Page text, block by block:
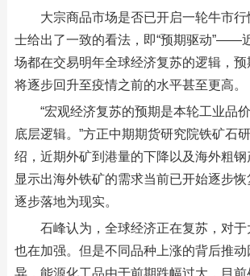
大宗商品市场是否已开启一轮牛市行
士给出了一致的看法，即“预期驱动”——
场都在交易明年全球经济复苏的逻辑，
将逐步回升至疫情之前的水平甚至更高。
“宏观经济复苏的预期是本轮工业品
底层逻辑。”方正中期期货研究院铁矿石
绍，近期外矿到港量的下降以及海外粗
显示出海外铁矿的需求当前已开始逐步
逐步落地为现实。
石峰认为，全球经济正在复苏，对
也在加强。但是不同品种上涨的背后推
异，能源化工品由于前期跌幅过大，目前